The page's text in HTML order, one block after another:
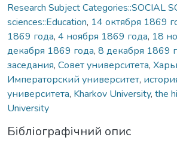
Research Subject Categories::SOCIAL
sciences::Education, 14 октября 1869
1869 года, 4 ноября 1869 года, 18
декабря 1869 года, 8 декабря 1869
заседания, Совет университета,
Императорский университет,
университета, Kharkov University, the
University
Бібліографічний опис